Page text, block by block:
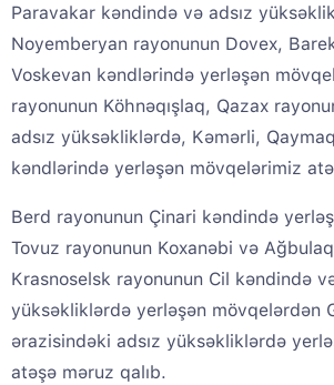
Paravakar kəndində və adsız
Noyemberyan rayonunun Dovex,
Voskevan kəndlərində yerləşən
rayonunun Köhnəqışlaq, Qazax
adsız yüksəkliklərdə, Kəmərli,
kəndlərində yerləşən mövqelərimiz
Berd rayonunun Çinari kəndində
Tovuz rayonunun Koxanəbi və
Krasnoselsk rayonunun Cil kəndində
yüksəkliklərdə yerləşən mövqelərdən
ərazisindəki adsız yüksəkliklərdə
atəşə məruz qalıb.